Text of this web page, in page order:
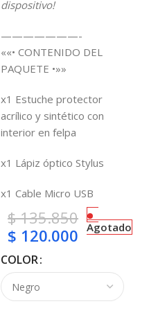
dispositivo!
———————-
««• CONTENIDO DEL
PAQUETE •»»
x1 Estuche protector
acrílico y sintético con
interior en felpa
x1 Lápiz óptico Stylus
x1 Cable Micro USB
$135.850
$ 120.000 Agotado
COLOR